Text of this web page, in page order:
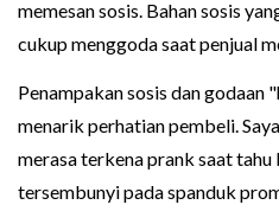
memesan sosis. Bahan sosis
cukup menggoda saat penjual
Penampakan sosis dan godaan
menarik perhatian pembeli.
merasa terkena prank saat
tersembunyi pada spanduk